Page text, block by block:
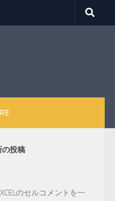
の投稿
のセルコメントを一